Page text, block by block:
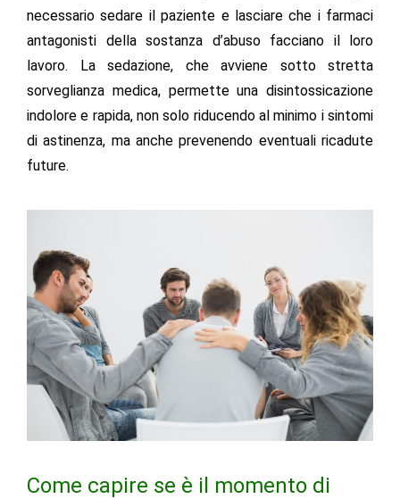
necessario sedare il paziente e lasciare che i farmaci
antagonisti della sostanza d’abuso facciano il loro
lavoro. La sedazione, che avviene sotto stretta
sorveglianza medica, permette una disintossicazione
indolore e rapida, non solo riducendo al minimo i sintomi
di astinenza, ma anche prevenendo eventuali ricadute
future.
Come capire se è il momento di